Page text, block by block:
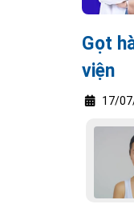
Gọt
viện
17/